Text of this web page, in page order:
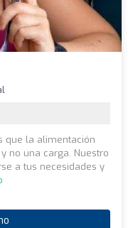
que la alimentación
no una carga. Nuestro
a tus necesidades y